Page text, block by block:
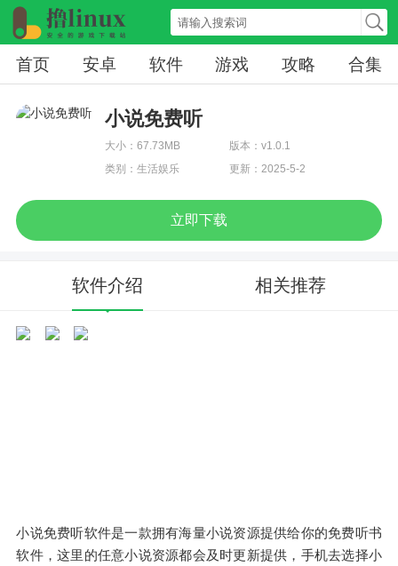
首页 安卓 软件 游戏 攻略 合集
小说免费听
大小：67.73MB
版本：v1.0.1
类别：生活娱乐
更新：2025-5-2
立即下载
软件介绍 相关推荐
小说免费听软件是一款拥有海量小说资源提供给你的免费听书
软件，这里的任意小说资源都会及时更新提供，手机去选择小